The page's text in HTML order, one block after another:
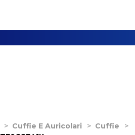
> Cuffie E Auricolari > Cuffie
>